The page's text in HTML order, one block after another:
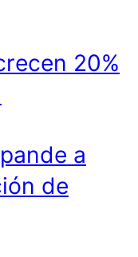
20%
a
de